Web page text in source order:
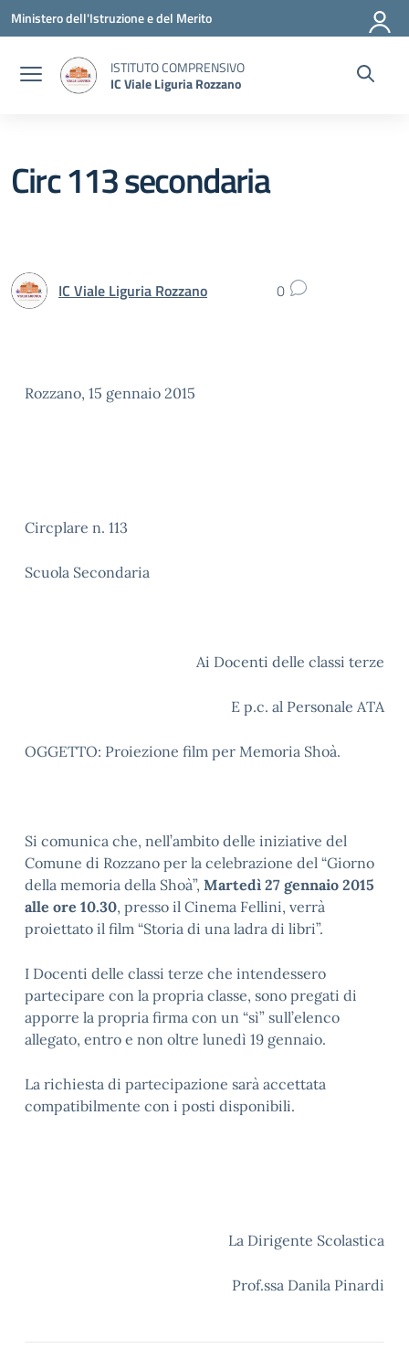
Vai ai contenuti
Vai al menu di navigazione
Vai al footer
Ministero dell'Istruzione e del Merito
ISTITUTO COMPRENSIVO
IC Viale Liguria Rozzano
Circ 113 secondaria
IC Viale Liguria Rozzano 0
Rozzano, 15 gennaio 2015
Circplare n. 113
Scuola Secondaria
Ai Docenti delle classi terze
E p.c. al Personale ATA
OGGETTO: Proiezione film per Memoria Shoà.
Si comunica che, nell’ambito delle iniziative del
Comune di Rozzano per la celebrazione del “Giorno
della memoria della Shoà”, Martedì 27 gennaio 2015
alle ore 10.30, presso il Cinema Fellini, verrà
proiettato il film “Storia di una ladra di libri”.
I Docenti delle classi terze che intendessero
partecipare con la propria classe, sono pregati di
apporre la propria firma con un “sì” sull’elenco
allegato, entro e non oltre lunedì 19 gennaio.
La richiesta di partecipazione sarà accettata
compatibilmente con i posti disponibili.
La Dirigente Scolastica
Prof.ssa Danila Pinardi